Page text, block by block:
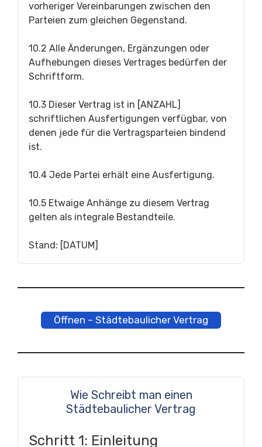
vorheriger Vereinbarungen zwischen den
Parteien zum gleichen Gegenstand.
10.2 Alle Änderungen, Ergänzungen oder
Aufhebungen dieses Vertrages bedürfen der
Schriftform.
10.3 Dieser Vertrag ist in [ANZAHL]
schriftlichen Ausfertigungen verfügbar, von
denen jede für die Vertragsparteien bindend
ist.
10.4 Jede Partei erhält eine Ausfertigung.
10.5 Etwaige Anhänge zu diesem Vertrag
gelten als integrale Bestandteile.
Stand: [DATUM]
Öffnen – Städtebaulicher Vertrag
Wie Schreibt man einen
Städtebaulicher Vertrag
Schritt 1: Einleitung